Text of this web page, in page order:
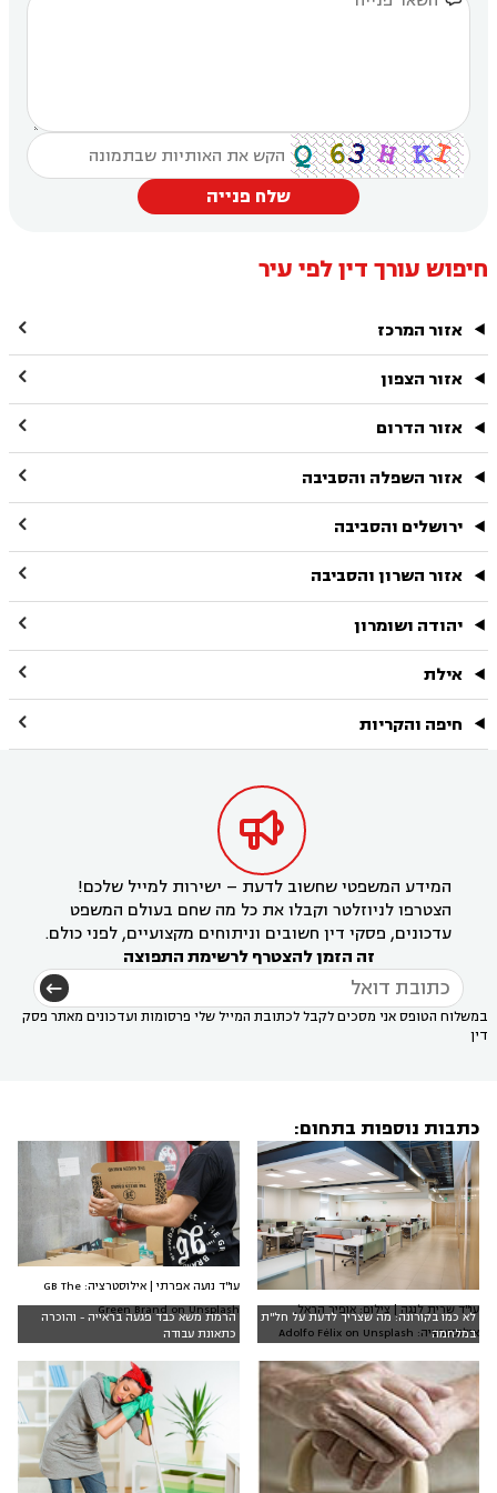
שלח פנייה
חיפוש עורך דין לפי עיר
אזור המרכז 
אזור הצפון 
אזור הדרום 
אזור השפלה והסביבה 
ירושלים והסביבה 
אזור השרון והסביבה 
יהודה ושומרון 
אילת 
חיפה והקריות 

המידע המשפטי שחשוב לדעת – ישירות למייל שלכם!
הצטרפו לניוזלטר וקבלו את כל מה שחם בעולם המשפט
עדכונים, פסקי דין חשובים וניתוחים מקצועיים, לפני כולם.
זה הזמן להצטרף לרשימת התפוצה
במשלוח הטופס אני מסכים לקבל לכתובת המייל שלי פרסומות ועדכונים מאתר פסק
דין
כתבות נוספות בתחום:
לא כמו בקורונה: מה שצריך לדעת על חל"ת
במלחמה
עו"ד שרית לנגה | צילום: אופיר הראל,
אילוסטרציה: Adolfo Félix on Unsplash
הרמת משא כבד פגעה בראייה - והוכרה
כתאונת עבודה
עו"ד נועה אפרתי | אילוסטרציה: GB The
Green Brand on Unsplash